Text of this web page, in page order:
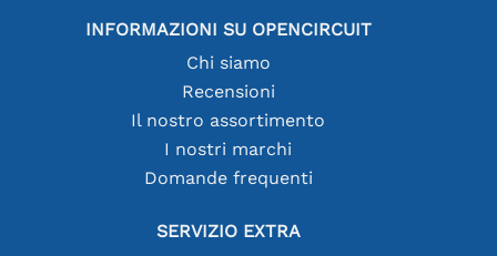
INFORMAZIONI SU OPENCIRCUIT
Chi siamo
Recensioni
Il nostro assortimento
I nostri marchi
Domande frequenti
SERVIZIO EXTRA